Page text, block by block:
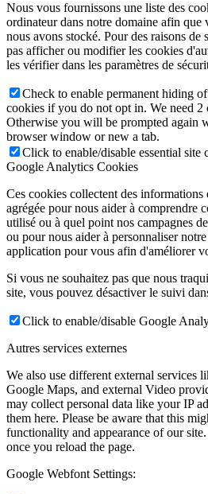
Nous vous fournissons une liste des
ordinateur dans notre domaine afin que
nous avons stocké. Pour des raisons de
pas afficher ou modifier les cookies
les vérifier dans les paramètres de
Check to enable permanent hiding
cookies if you do not opt in. We need 2
Otherwise you will be prompted again
browser window or new a tab.
Click to enable/disable essential site
Google Analytics Cookies
Ces cookies collectent des
agrégée pour nous aider à comprendre
utilisé ou à quel point nos campagnes
ou pour nous aider à personnaliser
application pour vous afin d'améliorer
Si vous ne souhaitez pas que nous
site, vous pouvez désactiver le suivi
Click to enable/disable Google
Autres services externes
We also use different external services
Google Maps, and external Video
may collect personal data like your IP
them here. Please be aware that this
functionality and appearance of our
once you reload the page.
Google Webfont Settings: